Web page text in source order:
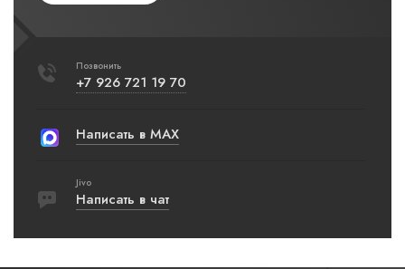
Позвонить
+7 926 721 19 70
Написать в MAX
Jivo
Написать в чат